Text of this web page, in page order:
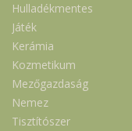
Hulladékmentes
Játék
Kerámia
Kozmetikum
Mezőgazdaság
Nemez
Tisztítószer